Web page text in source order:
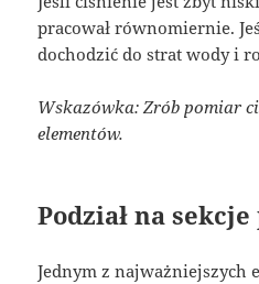
pracował równomiernie.
dochodzić do strat wody i
Wskazówka: Zrób pomiar
elementów.
Podział na
Jednym z najważniejszych